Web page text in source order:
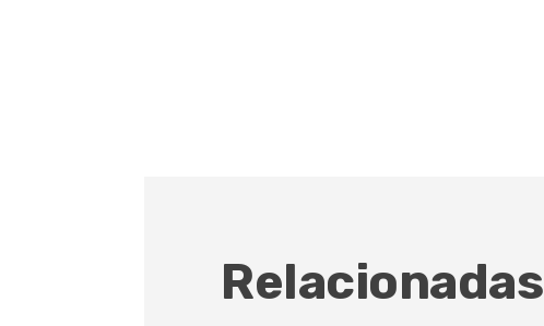
Relacionadas